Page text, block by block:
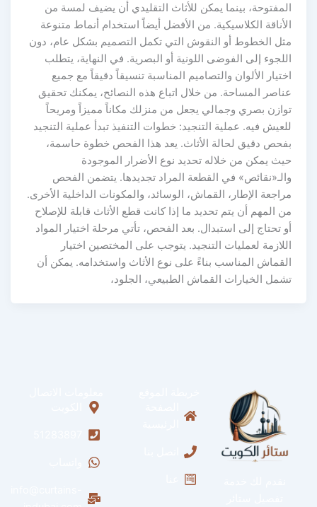
المفتوحة، بينما يمكن للأثاث التقليدي أن يضيف لمسة من
الأناقة الكلاسيكية. من الأفضل أيضاً استخدام أنماط متنوعة
مثل الخطوط أو النقوش التي تكمل التصميم بشكل عام، دون
اللجوء إلى الفوضى اللونية أو البصرية. في النهاية، يتطلب
اختيار الألوان والتصاميم المناسبة تنسيقاً دقيقاً مع جميع
عناصر المساحة. من خلال اتباع هذه النصائح، يمكنك تحقيق
توازن بصري وجمالي يجعل من منزلك مكاناً مميزاً ومريحاً
للعيش فيه. عملية التنجيد: خطوات التنفيذ تبدأ عملية التنجيد
بفحص دقيق لحالة الأثاث. يعد هذا الفحص خطوة حاسمة،
حيث يمكن من خلاله تحديد نوع الأضرار الموجودة
والـ«نقائص» في القطعة المراد تجديدها. يتضمن الفحص
مراجعة الإطار، القماش، الوسائد، والمكونات الداخلية الأخرى.
من المهم أن يتم تحديد ما إذا كانت قطع الأثاث قابلة للإصلاح
أو تحتاج إلى استبدال. بعد الفحص، تأتي مرحلة اختيار المواد
اللازمة لعمليات التنجيد. يتوجب على المختصين اختيار
القماش المناسب بناءً على نوع الأثاث واستخدامه. يمكن أن
تشمل الخيارات القماش الطبيعي، الجلود،